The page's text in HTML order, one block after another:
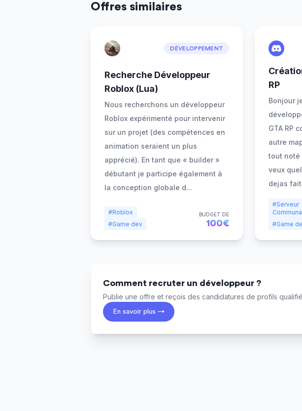
Offres similaires
DÉVELOPPEMENT
Recherche Développeur
Roblox (Lua)
Nous recherchons un développeur
Roblox expérimenté pour intervenir
sur un projet (des compétences en
animation seraient un plus
apprécié). En tant que « builder »
débutant je participe également à
la conception globale d...
#Roblox
#Game dev
BUDGET DE
100€
RP
Bonjour
GTA RP
autre
tout noté
veux
dejas
#Serveur
#Game
Comment recruter un développeur ?
Publie une offre et reçois des candidatures de profils
En savoir plus →